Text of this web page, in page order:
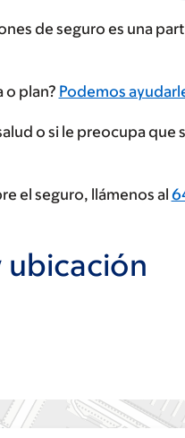
de seguro es una
o plan? Podemos
o si le preocupa
el seguro, llámenos al
ubicación